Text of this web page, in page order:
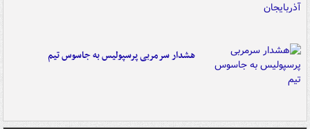
هشدار سرمربی پرسپولیس به جاسوس تیم